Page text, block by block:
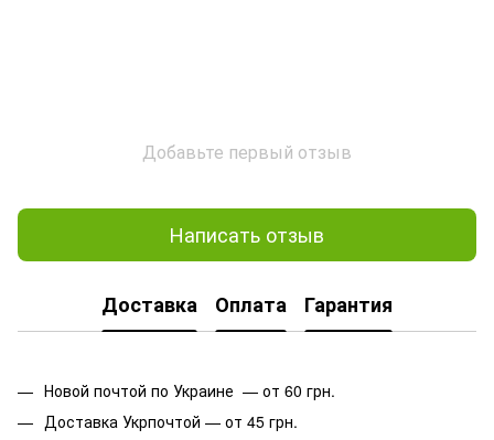
Добавьте первый отзыв
Написать отзыв
Доставка Оплата Гарантия
Новой почтой по Украине — от 60 грн.
Доставка Укрпочтой — от 45 грн.